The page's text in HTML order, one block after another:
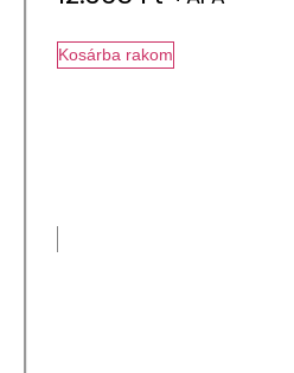
Kosárba rakom